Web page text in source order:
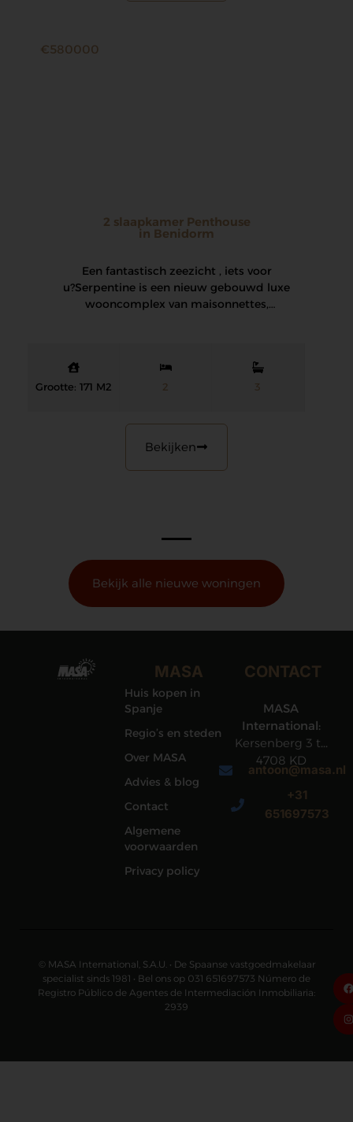
€580000
2 slaapkamer Penthouse
in Benidorm
Een fantastisch zeezicht , iets voor
u? Serpentine is een nieuw gebouwd luxe
wooncomplex van maisonnettes,
Grootte: 171 M2 2 3
Bekijken
Bekijk alle nieuwe woningen
MASA
Huis kopen in
Spanje
Regio’s en steden
Over MASA
Advies & blog
Contact
Algemene
voorwaarden
Privacy policy
CONTACT
MASA
International:
Kersenberg 3 te
4708 KD
Roosendaal
antoon@masa.nl
+31
651697573
© MASA International, S.A.U. • De Spaanse vastgoedmakelaar
specialist sinds 1981 • Bel ons op 031 651697573 Número de
Registro Público de Agentes de Intermediación Inmobiliaria:
2939